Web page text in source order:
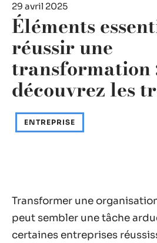
29 avril 2025
Éléments
réussir une
transformation
découvrez les
ENTREPRISE
Transformer une
peut sembler une tâche
certaines entreprises